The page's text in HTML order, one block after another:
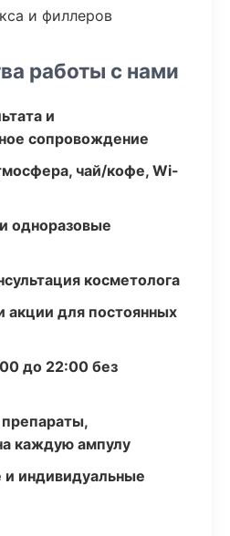
и филлеров
работы с нами
и
сопровождение
чай/кофе, Wi-
одноразовые
косметолога
акции для постоянных
до 22:00 без
каждую ампулу
индивидуальные